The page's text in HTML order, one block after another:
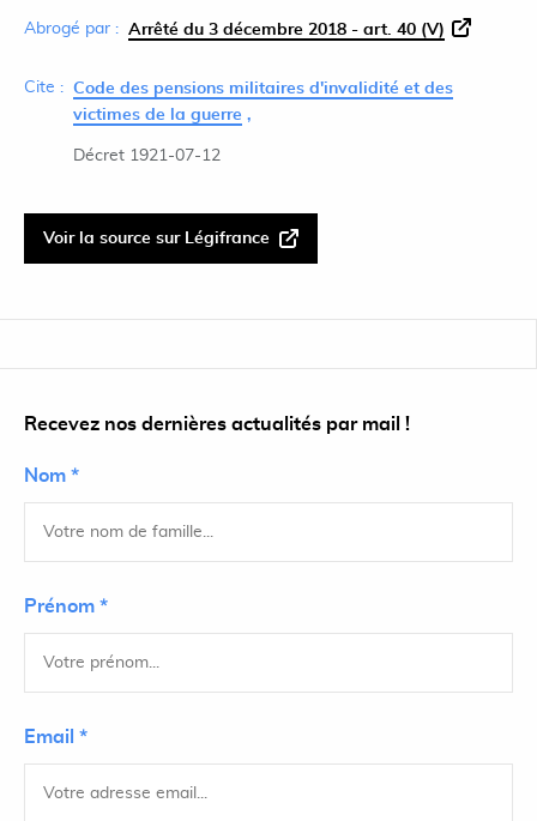
Abrogé par : Arrêté du 3 décembre 2018 - art. 40 (V)
Cite : Code des pensions militaires d'invalidité et des
victimes de la guerre
Décret 1921-07-12
Voir la source sur Légifrance
Recevez nos dernières actualités par mail !
Nom *
Prénom *
Email *